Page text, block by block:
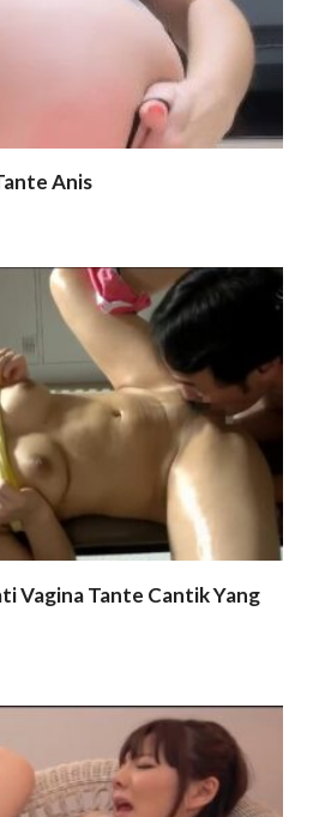
Anis
Vagina Tante Cantik Yang